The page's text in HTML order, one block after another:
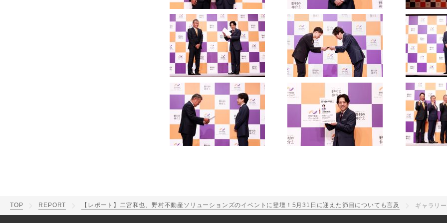
TOP REPORT 【レポート】二宮和也、野村不動産ソリューションズのイベントに登壇！5月31日に迎えた節目についても言及 ギャラリー